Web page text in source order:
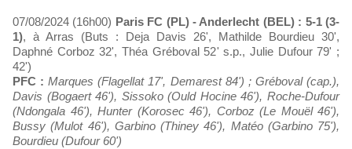
07/08/2024 (16h00) Paris FC (PL) - Anderlecht (BEL) : 5-1 (3-
1), à Arras (Buts : Deja Davis 26', Mathilde Bourdieu 30',
Daphné Corboz 32', Théa Gréboval 52' s.p., Julie Dufour 79' ;
42')
PFC : Marques (Flagellat 17', Demarest 84') ; Gréboval (cap.),
Davis (Bogaert 46'), Sissoko (Ould Hocine 46'), Roche-Dufour
(Ndongala 46'), Hunter (Korosec 46'), Corboz (Le Mouël 46'),
Bussy (Mulot 46'), Garbino (Thiney 46'), Matéo (Garbino 75'),
Bourdieu (Dufour 60')